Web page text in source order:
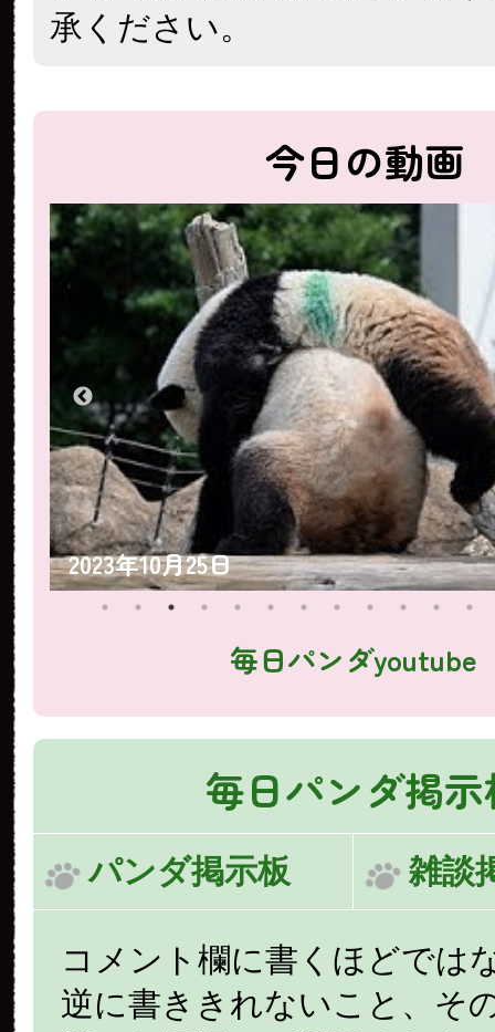
承ください。
今日の動画
2023年10月25日
毎日パンダyoutube
毎日パンダ掲
パンダ掲示板 雑談
コメント欄に書くほどでは
逆に書ききれないこと、そ